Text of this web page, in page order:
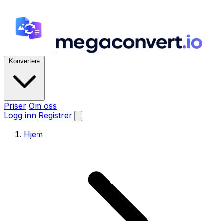
Konvertere
Priser Om oss
Logg inn Registrer
Hjem